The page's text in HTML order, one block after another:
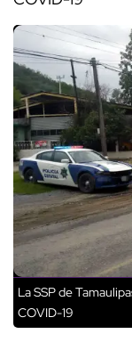
La SSP de
COVID-19